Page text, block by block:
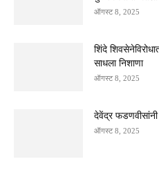
ऑगस्ट 8, 2025
शिंदे
साधला निशाणा
ऑगस्ट 8, 2025
देवेंद्र
ऑगस्ट 8, 2025